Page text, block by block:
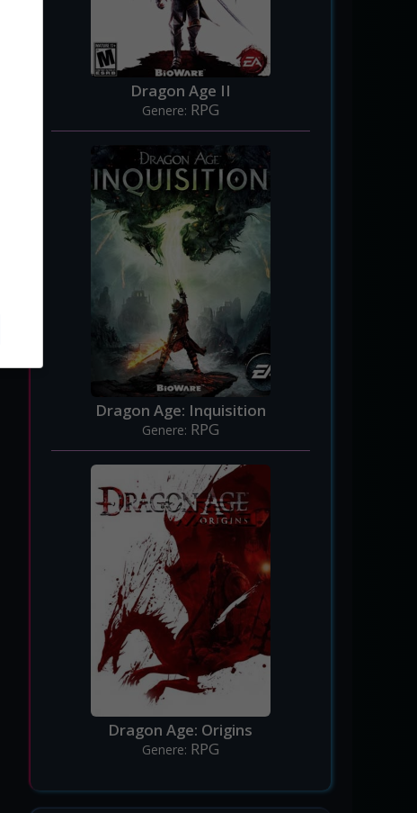
Dragon Age II
Genere: RPG
Dragon Age: Inquisition
Genere: RPG
Dragon Age: Origins
Genere: RPG